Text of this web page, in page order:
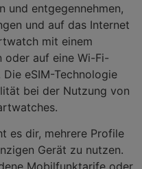
und entgegennehmen,
und auf das Internet
mit einem
oder auf eine Wi-Fi-
eSIM-Technologie
bei der Nutzung von
es dir, mehrere Profile
Gerät zu nutzen.